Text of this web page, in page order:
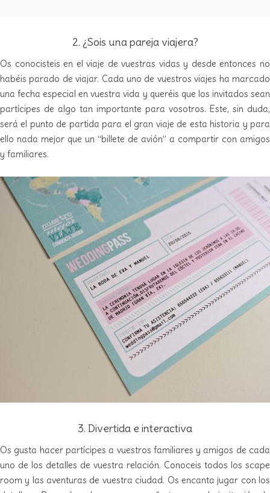
2. ¿Sois una pareja viajera?
Os conocisteis en el viaje de vuestras vidas y desde entonces no
habéis parado de viajar. Cada uno de vuestros viajes ha marcado
una fecha especial en vuestra vida y queréis que los invitados sean
partícipes de algo tan importante para vosotros. Este, sin duda,
será el punto de partida para el gran viaje de esta historia y para
ello nada mejor que un “billete de avión” a compartir con amigos
y familiares.
3. Divertida e interactiva
Os gusta hacer partícipes a vuestros familiares y amigos de cada
uno de los detalles de vuestra relación. Conoceis todos los scape
room y las aventuras de vuestra ciudad. Os encanta jugar con los